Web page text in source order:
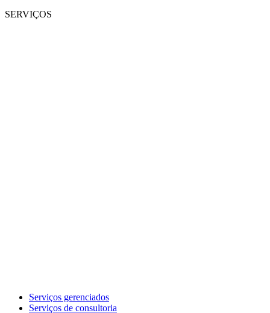
SERVIÇOS
Serviços gerenciados
Serviços de consultoria